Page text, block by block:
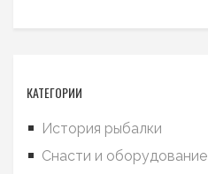
КАТЕГОРИИ
История рыбалки
Снасти и оборудование